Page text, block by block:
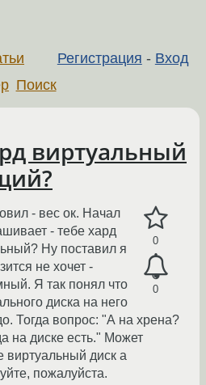
Регистрация - Вход
Поиск
виртуальный
0
0
- вес ок. Начал
- тебе хард
Ну поставил я
не хочет -
Я так понял что
диска на него
Тогда вопрос: "А на хрена?
на диске есть." Может
виртуальный диск а
пожалуйста.